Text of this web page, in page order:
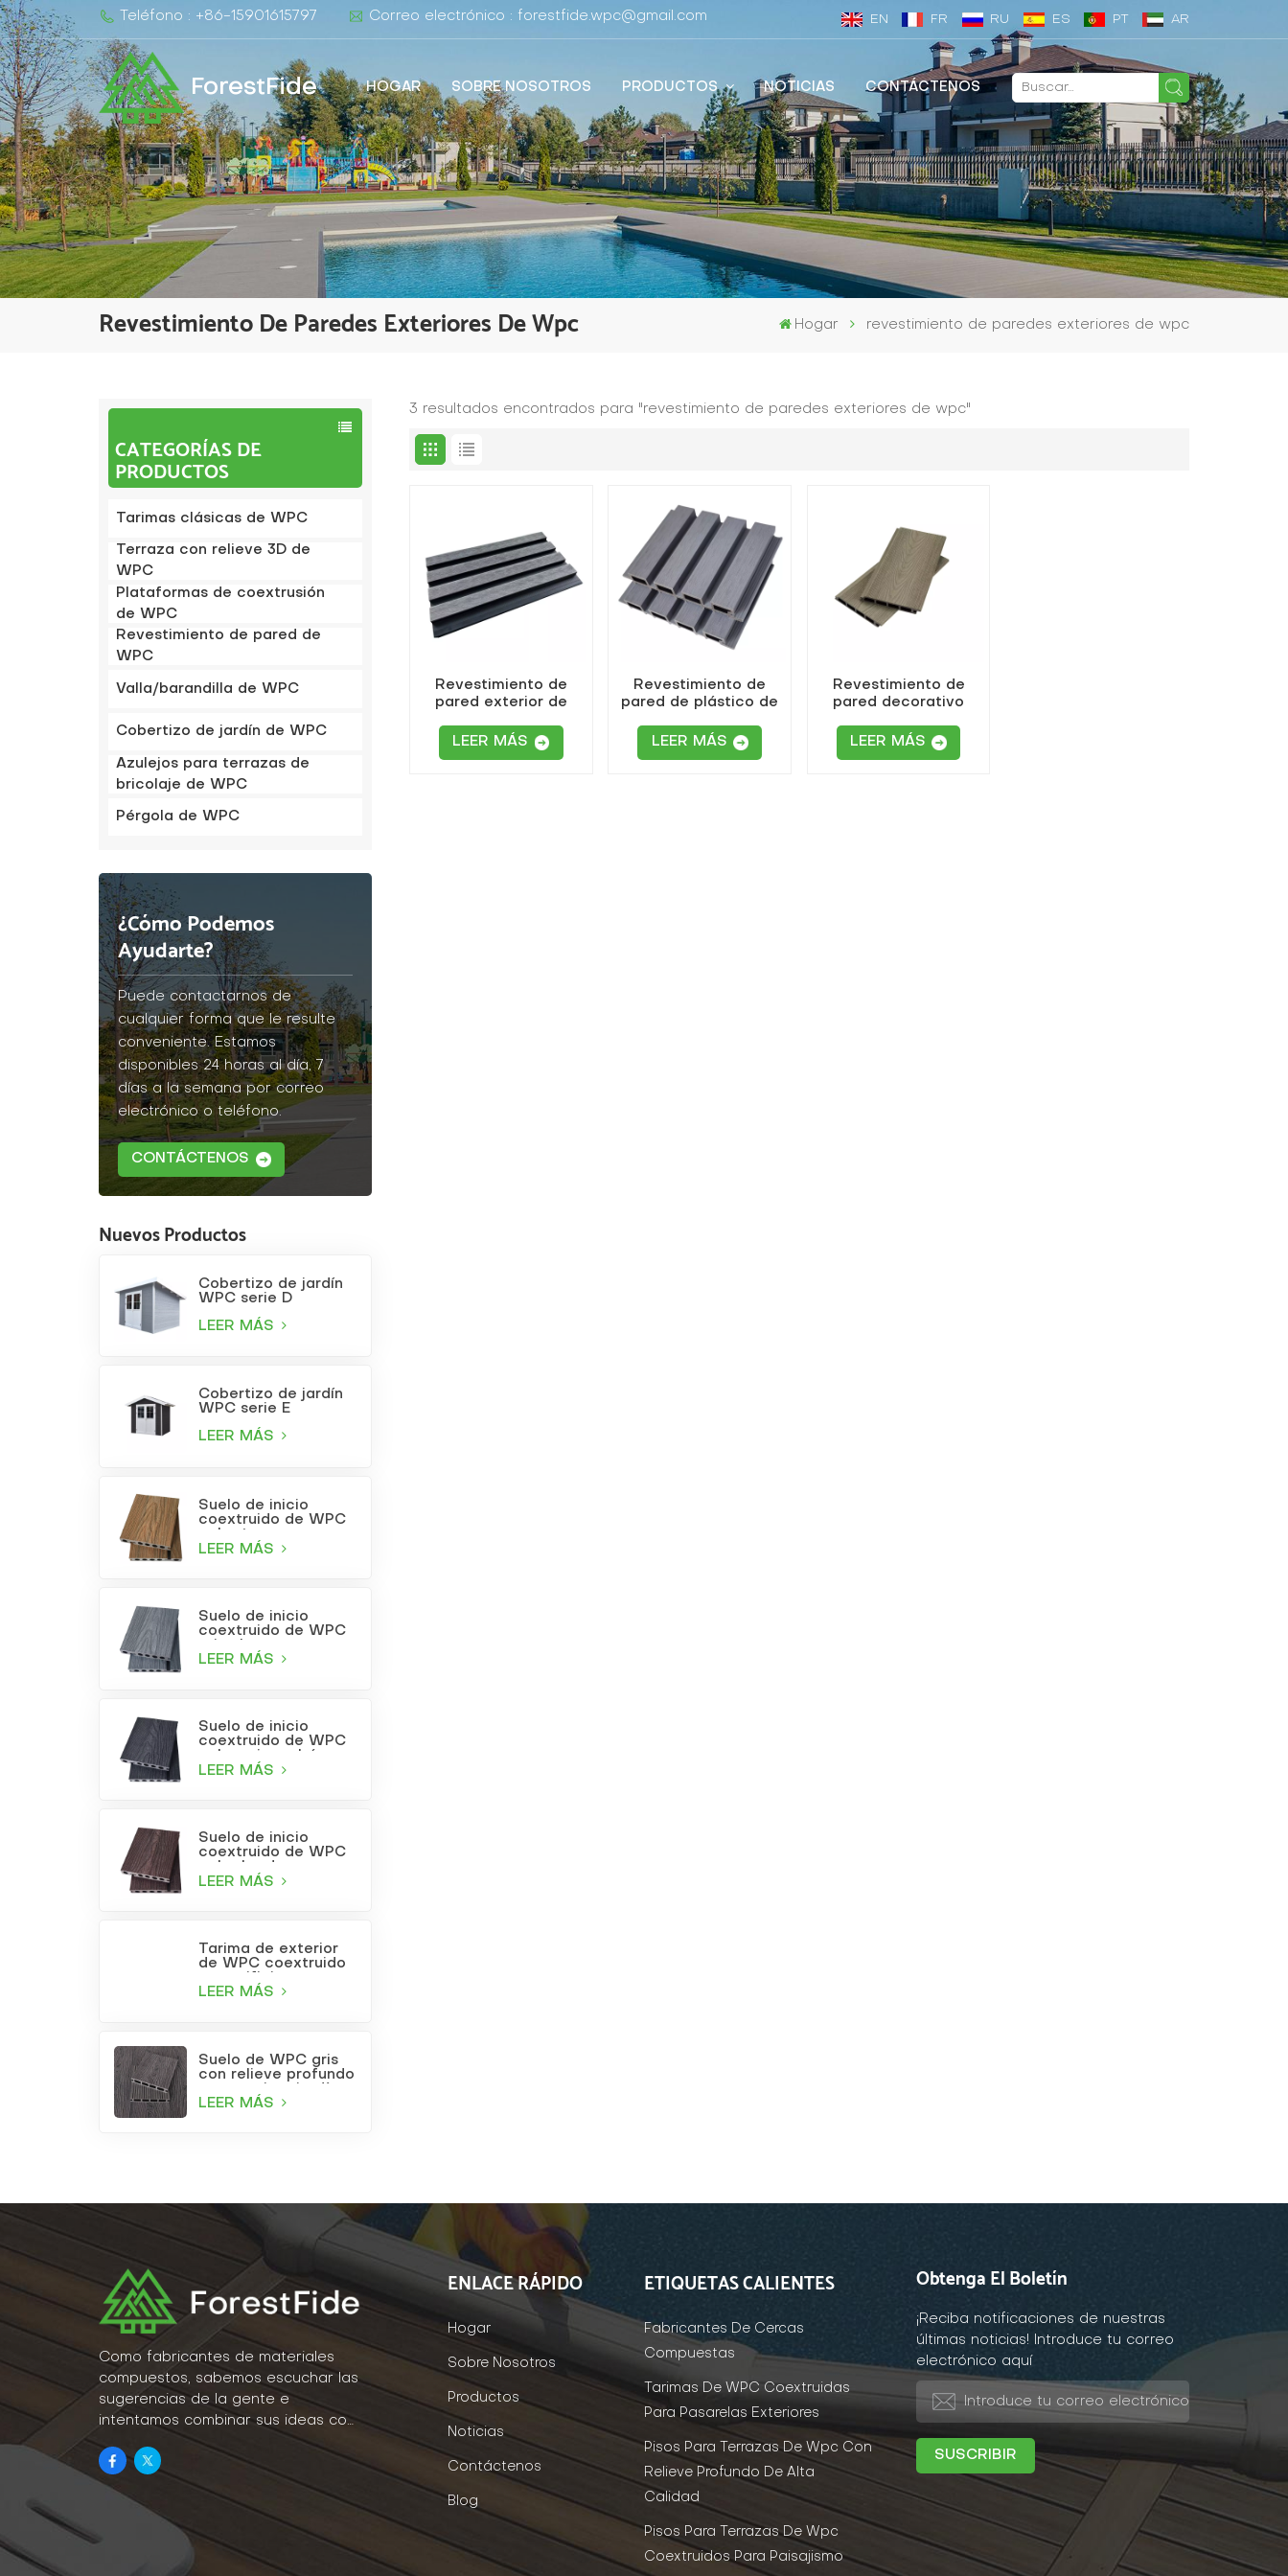
Teléfono : +86-15901615797 Correo electrónico : forestfide.wpc@gmail.com EN FR RU ES PT AR
ForestFide HOGAR SOBRE NOSOTROS PRODUCTOS NOTICIAS CONTÁCTENOS
Revestimiento De Paredes Exteriores De Wpc Hogar revestimiento de paredes exteriores de wpc
CATEGORÍAS DE
PRODUCTOS
Tarimas clásicas de WPC
Terraza con relieve 3D de
WPC
Plataformas de coextrusión
de WPC
Revestimiento de pared de
WPC
Valla/barandilla de WPC
Cobertizo de jardín de WPC
Azulejos para terrazas de
bricolaje de WPC
Pérgola de WPC
¿Cómo Podemos
Ayudarte?
Puede contactarnos de
cualquier forma que le resulte
conveniente. Estamos
disponibles 24 horas al día, 7
días a la semana por correo
electrónico o teléfono.
CONTÁCTENOS
Nuevos Productos
Cobertizo de jardín
WPC serie D
LEER MÁS
Cobertizo de jardín
WPC serie E
LEER MÁS
Suelo de inicio
coextruido de WPC
LEER MÁS
Suelo de inicio
coextruido de WPC
LEER MÁS
Suelo de inicio
coextruido de WPC
LEER MÁS
Suelo de inicio
coextruido de WPC
LEER MÁS
Tarima de exterior
de WPC coextruido
cuadrados, color gris
LEER MÁS
Suelo de WPC gris
con relieve profundo
LEER MÁS
3 resultados encontrados para "revestimiento de paredes exteriores de wpc"
Revestimiento de
pared exterior de
madera y plástico con
LEER MÁS
Revestimiento de
pared de plástico de
compuesto para
exteriores resistente
LEER MÁS
Revestimiento de
pared decorativo
paneles huecos para
LEER MÁS
Como fabricantes de materiales
compuestos, sabemos escuchar las
sugerencias de la gente e
intentamos combinar sus ideas con
la realidad como parte de nuestro
estilo de vida.
ENLACE RÁPIDO
Hogar
Sobre Nosotros
Productos
Noticias
Contáctenos
Blog
ETIQUETAS CALIENTES
Fabricantes De Cercas
Compuestas
Tarimas De WPC Coextruidas
Para Pasarelas Exteriores
Pisos Para Terrazas De Wpc Con
Relieve Profundo De Alta
Calidad
Pisos Para Terrazas De Wpc
Coextruidos Para Paisajismo
Obtenga El Boletín
¡Reciba notificaciones de nuestras
últimas noticias! Introduce tu correo
electrónico aquí